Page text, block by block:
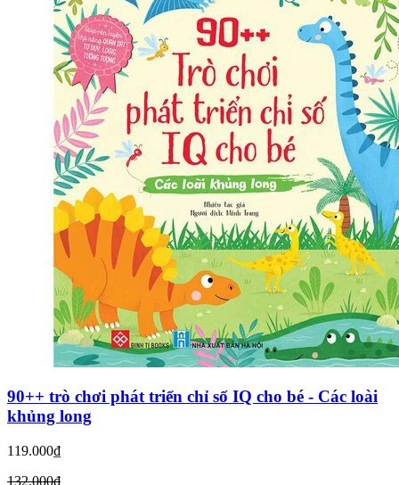
90++ trò chơi phát triển chỉ số IQ cho bé - Các loài
khủng long
119.000₫
132.000₫